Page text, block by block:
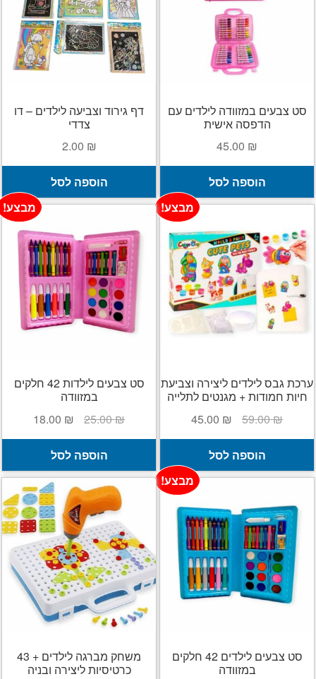
הילד
את
הפתעות ליום הולדת
בובות
צור קשר
סל קניות
תשלום
סט צבעים במזוודה לילדים עם
הדפסה אישית
45.00 ₪
הוספה לסל
דף גירוד וצביעה לילדים – דו
צדדי
2.00 ₪
הוספה לסל
ערכת גבס לילדים ליצירה וצביעת
חיות חמודות + מגנטים לתלייה
מבצע!
59.00₪
המחיר
המקורי
היה:
59.00 ₪.
45.00 ₪
המחיר
הנוכחי
45.00 ₪.
הוספה לסל
סט צבעים לילדות 42 חלקים
במזוודה
מבצע!
25.00₪
המחיר
המקורי
היה:
25.00 ₪.
18.00 ₪
המחיר
הנוכחי
18.00 ₪.
הוספה לסל
סט צבעים לילדים 42 חלקים
במזוודה
מבצע!
משחק מברגה לילדים + 43
כרטיסיות ליצירה ובניה